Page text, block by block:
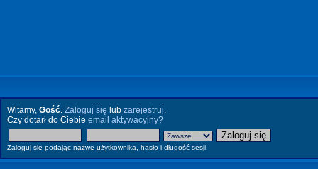
Witamy, Gość. Zaloguj się lub zarejestruj.
Czy dotarł do Ciebie email aktywacyjny?
Zaloguj się podając nazwę użytkownika, hasło i długość sesji